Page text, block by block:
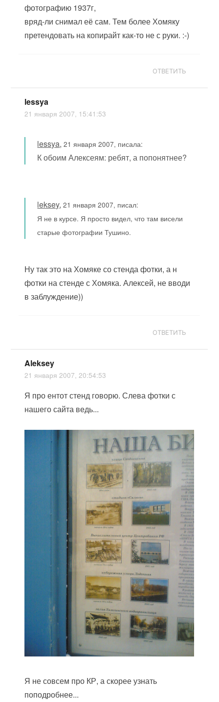
фотографию 1937г,
вряд-ли снимал её сам. Тем более Хомяку
претендовать на копирайт как-то не с руки. :-)
ОТВЕТИТЬ
lessya
21 января 2007, 15:41:53
lessya,21 января 2007, писала:
К обоим Алексеям: ребят, а попонятнее?
leksey,21 января 2007, писал:
Я не в курсе. Я просто видел, что там висели
старые фотографии Тушино.
Ну так это на Хомяке со стенда фотки, а н
фотки на стенде с Хомяка. Алексей, не вводи
в заблуждение))
ОТВЕТИТЬ
Aleksey
21 января 2007, 20:54:53
Я про ентот стенд говорю. Слева фотки с
нашего сайта ведь...
Я не совсем про КР, а скорее узнать
поподробнее...